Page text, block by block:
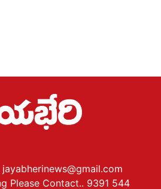
| jayabherinews@gmail.com
Please Contact.. 9391 544